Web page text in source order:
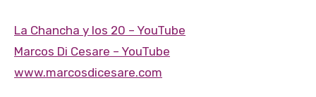
La Chancha y los 20 – YouTube
Marcos Di Cesare – YouTube
www.marcosdicesare.com